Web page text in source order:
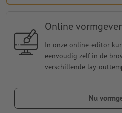
Online
In onze online-editor
eenvoudig zelf in de
verschillende lay-
Nu